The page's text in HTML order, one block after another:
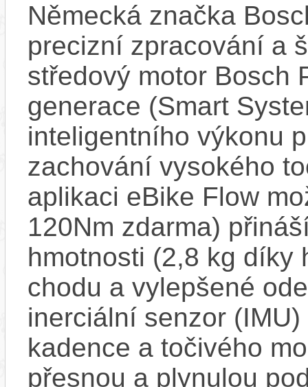
Německá značka
precizní zpracování a
středový motor Bosch
generace (Smart
inteligentního výkonu
zachování vysokého
aplikaci eBike Flow
120Nm zdarma)
hmotnosti (2,8 kg díky
chodu a vylepšené
inerciální senzor
kadence a točivého
přesnou a plynulou